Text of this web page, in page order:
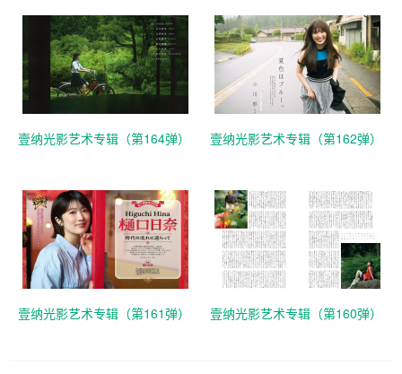
壹纳光影艺术专辑（第164弹） 壹纳光影艺术专辑（第162弹）
壹纳光影艺术专辑（第161弹） 壹纳光影艺术专辑（第160弹）